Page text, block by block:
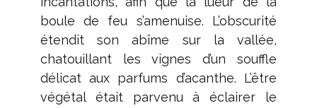
boule de feu s’amenuise. L’obscurité
étendit son abîme sur la vallée,
chatouillant les vignes d’un souffle
délicat aux parfums d’acanthe. L’être
végétal était parvenu à éclairer le